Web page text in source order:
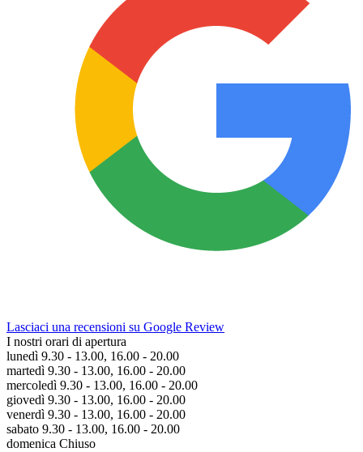
Lasciaci una recensioni su Google Review
I nostri orari di apertura
lunedì 9.30 - 13.00, 16.00 - 20.00
martedì 9.30 - 13.00, 16.00 - 20.00
mercoledì 9.30 - 13.00, 16.00 - 20.00
giovedì 9.30 - 13.00, 16.00 - 20.00
venerdì 9.30 - 13.00, 16.00 - 20.00
sabato 9.30 - 13.00, 16.00 - 20.00
domenica Chiuso